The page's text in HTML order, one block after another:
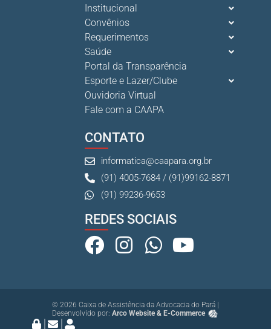
Cuidar da mente também é cuidar da carreira.
13 De Julho De 2026
Institucional
Convênios
Requerimentos
Saúde
Portal da Transparência
Esporte e Lazer/Clube
Ouvidoria Virtual
Fale com a CAAPA
CONTATO
informatica@caapara.org.br
(91) 4005-7684 / (91)99162-8871
(91) 99236-9653
REDES SOCIAIS
© 2026 Caixa de Assistência da Advocacia do Pará |
Desenvolvido por: Arco Website & E-Commerce